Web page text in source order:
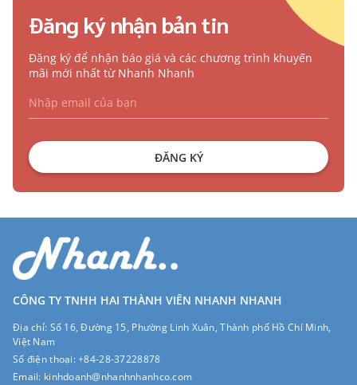
Đăng ký nhận bản tin
Đăng ký để nhận báo giá và các chương trình khuyến
mãi mới nhất từ Nhanh Nhanh
ĐĂNG KÝ
CÔNG TY TNHH HAI THÀNH VIÊN NHANH NHANH
Địa chỉ: Số 16, Đường 15, Phường Linh Xuân, Thành phố Hồ Chí Minh,
Việt Nam
Số điện thoại:+84-28-37228878
Email: kinhdoanh@nhanhnhanhco.com